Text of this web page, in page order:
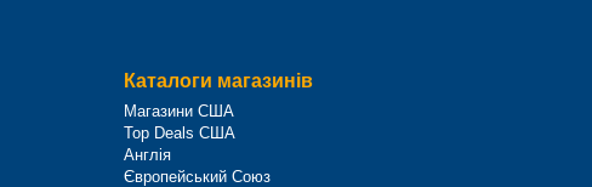
Каталоги магазинів
Магазини США
Top Deals США
Англія
Європейський Союз